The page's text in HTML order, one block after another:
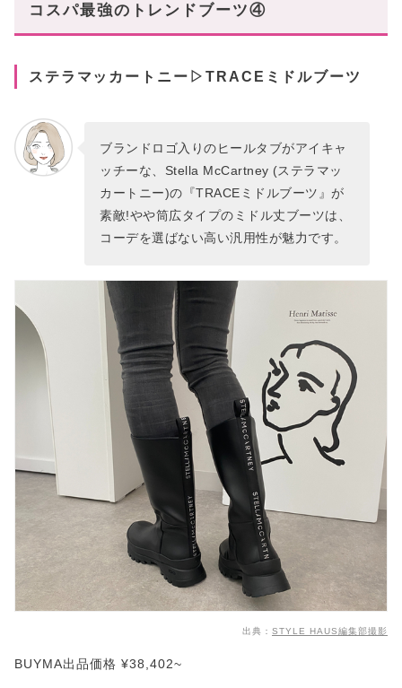
コスパ最強のトレンドブーツ④
ステラマッカートニー▷TRACEミドルブーツ
ブランドロゴ入りのヒールタブがアイキャ
ッチーな、Stella McCartney (ステラマッ
カートニー)の『TRACEミドルブーツ』が
素敵!やや筒広タイプのミドル丈ブーツは、
コーデを選ばない高い汎用性が魅力です。
出典： STYLE HAUS編集部撮影
BUYMA出品価格 ¥38,402~